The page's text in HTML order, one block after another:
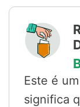
Este é
significa